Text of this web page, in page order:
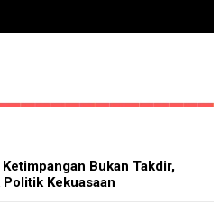
Bukan Takdir,
Kekuasaan